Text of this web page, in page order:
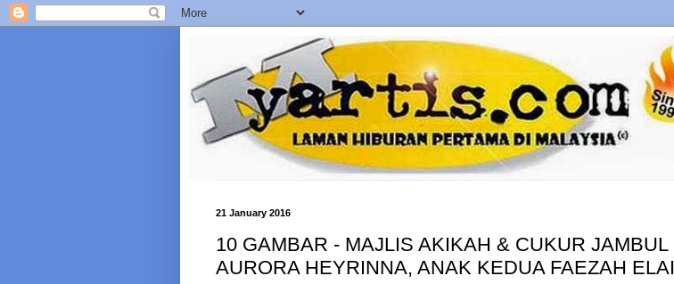
21 January 2016
10 GAMBAR - MAJLIS AKIKAH & CUKUR JAMBUL
AURORA HEYRINNA, ANAK KEDUA FAEZAH ELAI